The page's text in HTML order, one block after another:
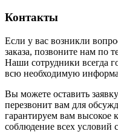
Контакты
Если у вас возникли
заказа, позвоните нам по
Наши сотрудники всегда
всю необходимую
Вы можете оставить
перезвонит вам для
гарантируем вам высокое
соблюдение всех условий